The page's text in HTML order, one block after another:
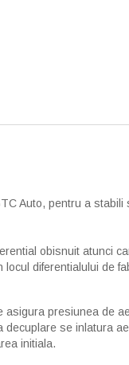
Auto, pentru a stabili
obisnuit atunci
diferentialului de
asigura presiunea de
se inlatura
initiala.